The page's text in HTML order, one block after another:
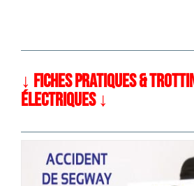
↓ FICHES PRATIQUES &
ÉLECTRIQUES ↓